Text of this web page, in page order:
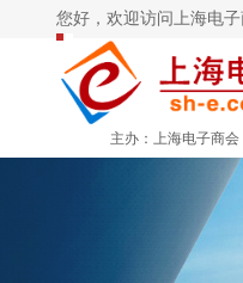
您好，欢迎访问上海电子
主办：上海电子商会